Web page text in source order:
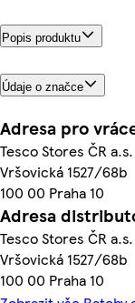
Popis produktu
Údaje o značce
Adresa pro
Tesco Stores ČR a.s.
Vršovická 1527/68b
100 00 Praha 10
Adresa
Tesco Stores ČR a.s.
Vršovická 1527/68b
100 00 Praha 10